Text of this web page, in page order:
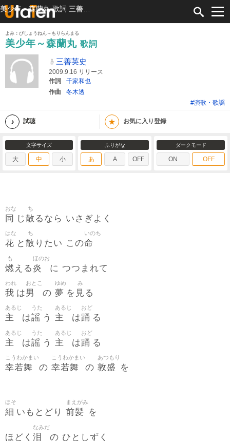
よみ：びしょうねん～もりらんまる
美少年～森蘭丸 歌詞
三善英史
2009.9.16 リリース
作詞
千家和也
作曲
冬木透
#演歌・歌謡
試聴 ★ お気に入り登録
文字サイズ
大 中 小
ふりがな
あ A OFF
ダークモード
ON OFF
同
おな
じ散
ち
るなら いさぎよく
花
はな
と 散
ち
りたい この命
いのち
燃
も
える炎
ほのお
に つつまれて
我
われ
は男
おとこ
の 夢
ゆめ
を 見
み
る
主
あるじ
は謡
うた
う 主
あるじ
は踊
おど
る
主
あるじ
は謡
うた
う 主
あるじ
は踊
おど
る
幸若舞
こうわかまい
の 幸若舞
こうわかまい
の 敦盛
あつもり
を
細
ほそ
いもとどり 前髪
まえがみ
を
ほどく 泪
なみだ
の ひとしずく